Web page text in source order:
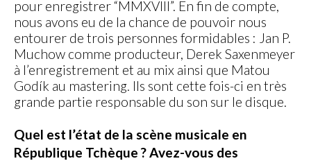
pour enregistrer “MMXVIII”. En fin de compte,
nous avons eu de la chance de pouvoir nous
entourer de trois personnes formidables : Jan P.
Muchow comme producteur, Derek Saxenmeyer
à l’enregistrement et au mix ainsi que Matou
Godík au mastering. Ils sont cette fois-ci en très
grande partie responsable du son sur le disque.
Quel est l’état de la scène musicale en
République Tchèque ? Avez-vous des